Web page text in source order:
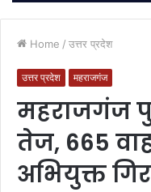
Home / उत्तर प्रदेश
उत्तर प्रदेश महराजगंज
महराजगंज
तेज, 665
अभियुक्त